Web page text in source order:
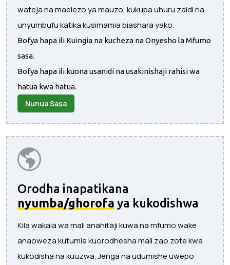
wateja na maelezo ya mauzo, kukupa uhuru zaidi na
unyumbufu katika kusimamia biashara yako.
Bofya hapa ili Kuingia na kucheza na Onyesho la Mfumo
sasa.
Bofya hapa ili kuona usanidi na usakinishaji rahisi wa
hatua kwa hatua.
Nunua Sasa
Orodha inapatikana
nyumba/ghorofa ya kukodishwa
Kila wakala wa mali anahitaji kuwa na mfumo wake
anaoweza kutumia kuorodhesha mali zao zote kwa
kukodisha na kuuzwa. Jenga na udumishe uwepo